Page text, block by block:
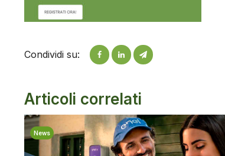
Condividi su:
Articoli correlati
News